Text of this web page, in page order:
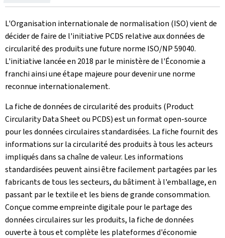
le
L'Organisation internationale de normalisation (ISO) vient de
décider de faire de l'initiative PCDS relative aux données de
circularité des produits une future norme ISO/NP 59040.
L'initiative lancée en 2018 par le ministère de l'Économie a
franchi ainsi une étape majeure pour devenir une norme
reconnue internationalement.
La fiche de données de circularité des produits (Product
Circularity Data Sheet ou PCDS) est un format open-source
pour les données circulaires standardisées. La fiche fournit des
informations sur la circularité des produits à tous les acteurs
impliqués dans sa chaîne de valeur. Les informations
standardisées peuvent ainsi être facilement partagées par les
fabricants de tous les secteurs, du bâtiment à l'emballage, en
passant par le textile et les biens de grande consommation.
Conçue comme empreinte digitale pour le partage des
données circulaires sur les produits, la fiche de données
ouverte à tous et complète les plateformes d'économie